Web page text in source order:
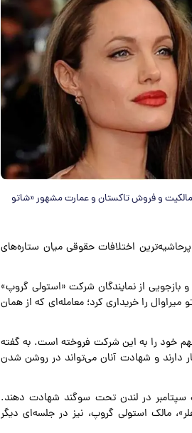
و فروش تاکستان و عمارت مشهور «شاتو
همچنان یکی از پرحاشیه‌ترین اختلافات حقوقی میان ستاره‌های
بازجویی از نمایندگان شرکت «استولی گروپ»
جولی از تاکستان شاتو میراوال را خریداری کرد؛ معامله‌ای که از همان
خود را به این شرکت فروخته است. به گفته
دارند و شهادت آنان می‌تواند در روشن شدن
سپتامبر در لندن تحت سوگند شهادت دهند.
مالک استولی گروپ، نیز در جلسه‌ای دیگر